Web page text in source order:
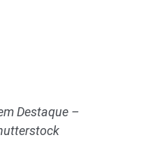
Destaque –